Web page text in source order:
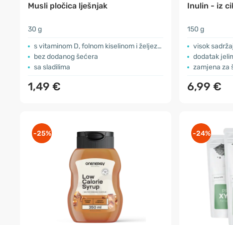
Musli pločica lješnjak
30 g
s vitaminom D, folnom kiselinom i željezom
bez dodanog šećera
sa sladilima
1,49 €
Inulin - iz
150 g
visok
dodatak
zamjena za
6,99 €
-25% -24%